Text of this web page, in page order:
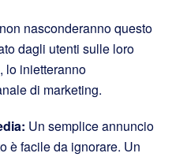
nasconderanno questo
dagli utenti sulle loro
lo inietteranno
di marketing.
Un semplice annuncio
è facile da ignorare. Un